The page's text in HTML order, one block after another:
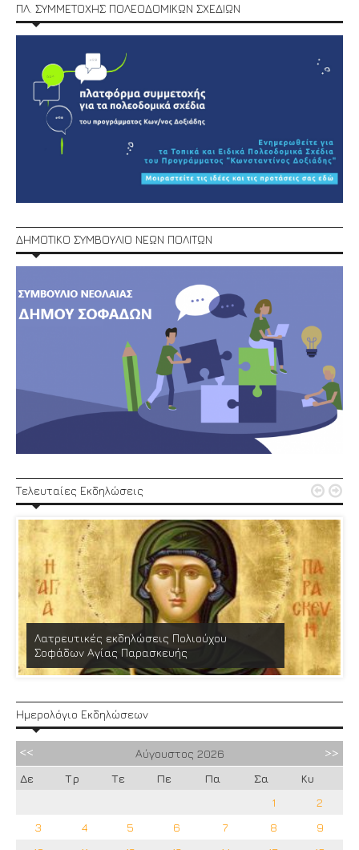
ΠΛ. ΣΥΜΜΕΤΟΧΗΣ ΠΟΛΕΟΔΟΜΙΚΩΝ ΣΧΕΔΙΩΝ
ΔΗΜΟΤΙΚΟ ΣΥΜΒΟΥΛΙΟ ΝΕΩΝ ΠΟΛΙΤΩΝ
Τελευταίες Εκδηλώσεις
Λατρευτικές εκδηλώσεις Πολιούχου
Σοφάδων Αγίας Παρασκευής
 
Ημερολόγιο Εκδηλώσεων
Αύγουστος 2026
Δε
Τρ Τε Πε Πα Σα
Κυ
1
2
3
4 5 6 7 8
9